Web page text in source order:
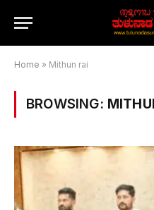
Home » Mithun rai
BROWSING: